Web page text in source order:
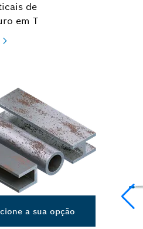
de
em T
a sua opção